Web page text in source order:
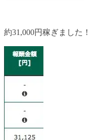
約31,000円稼ぎました！